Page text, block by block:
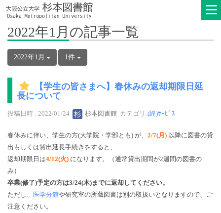
2022年1月の記事一覧
2022年1月 1件
【学生の皆さまへ】春休みの返却期限日延
長について
投稿日時 : 2022/01/24 杉本図書館 カテゴリ:(終)ｻｰﾋﾞｽ
春休みに伴い、学生の方(大学院・学部とも) が、 2/7(月) 以降に図書の貸
出もしくは貸出延長手続きをすると、
返却期限日は4/12(火) になります。（通常貸出期間が2週間の図書の
み）
卒業(修了)予定の方は3/24(木)までに返却してください。
ただし、
医学分館や研究室の所蔵図書は別の取扱いとなりますので、ご
注意ください。